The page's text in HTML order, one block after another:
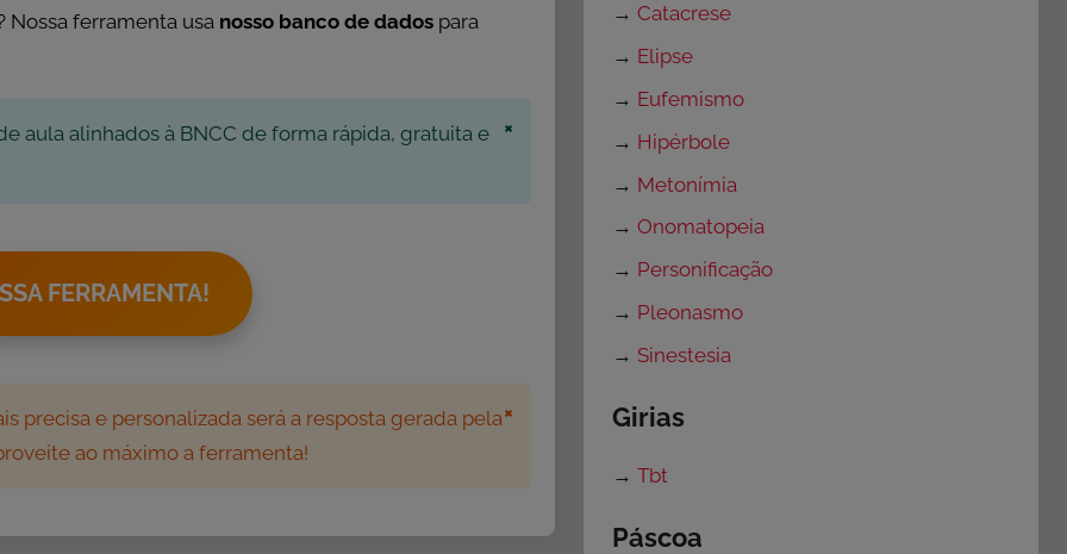
Nossa ferramenta usa nosso banco de dados para
aula alinhados à BNCC de forma rápida, gratuita e
×
FERRAMENTA!
precisa e personalizada será a resposta gerada pela
ao máximo a ferramenta!
×
→Catacrese
→ Elipse
→ Eufemismo
→ Hipérbole
→ Metonímia
→Onomatopeia
→ Personificação
→ Pleonasmo
→ Sinestesia
Girias
→Tbt
Páscoa